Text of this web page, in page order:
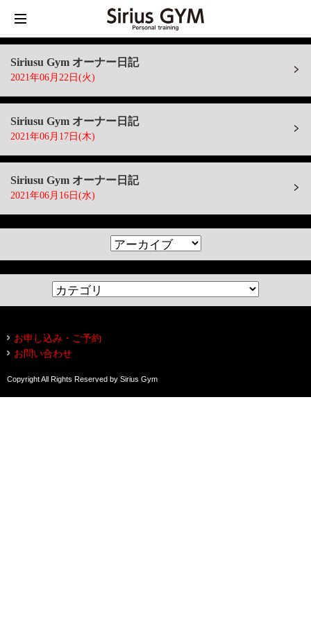
Siriusu Gym オーナー日記
2021年06月22日(火)
Siriusu Gym オーナー日記
2021年06月17日(木)
Siriusu Gym オーナー日記
2021年06月16日(水)
お申し込み・ご予約
お問い合わせ
Copyright All Rights Reserved by Sirius Gym